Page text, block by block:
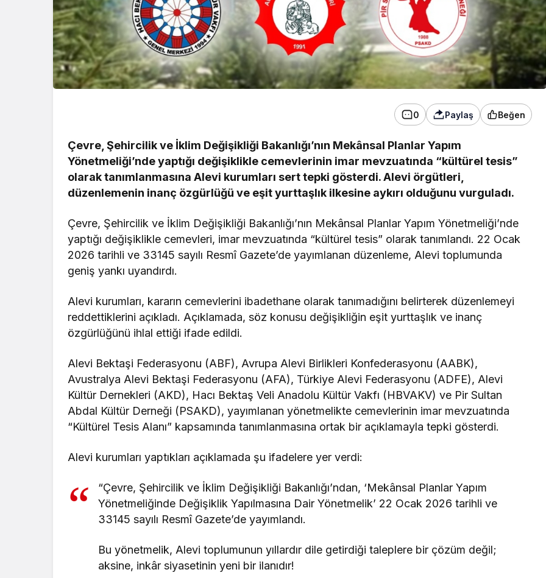
0 Paylaş Beğen
Çevre, Şehircilik ve İklim Değişikliği Bakanlığı’nın Mekânsal Planlar Yapım
Yönetmeliği’nde yaptığı değişiklikle cemevlerinin imar mevzuatında “kültürel tesis”
olarak tanımlanmasına Alevi kurumları sert tepki gösterdi. Alevi örgütleri,
düzenlemenin inanç özgürlüğü ve eşit yurttaşlık ilkesine aykırı olduğunu vurguladı.
Çevre, Şehircilik ve İklim Değişikliği Bakanlığı’nın Mekânsal Planlar Yapım Yönetmeliği’nde
yaptığı değişiklikle cemevleri, imar mevzuatında “kültürel tesis” olarak tanımlandı. 22 Ocak
2026 tarihli ve 33145 sayılı Resmî Gazete’de yayımlanan düzenleme, Alevi toplumunda
geniş yankı uyandırdı.
Alevi kurumları, kararın cemevlerini ibadethane olarak tanımadığını belirterek düzenlemeyi
reddettiklerini açıkladı. Açıklamada, söz konusu değişikliğin eşit yurttaşlık ve inanç
özgürlüğünü ihlal ettiği ifade edildi.
Alevi Bektaşi Federasyonu (ABF), Avrupa Alevi Birlikleri Konfederasyonu (AABK),
Avustralya Alevi Bektaşi Federasyonu (AFA), Türkiye Alevi Federasyonu (ADFE), Alevi
Kültür Dernekleri (AKD), Hacı Bektaş Veli Anadolu Kültür Vakfı (HBVAKV) ve Pir Sultan
Abdal Kültür Derneği (PSAKD), yayımlanan yönetmelikte cemevlerinin imar mevzuatında
“Kültürel Tesis Alanı” kapsamında tanımlanmasına ortak bir açıklamayla tepki gösterdi.
Alevi kurumları yaptıkları açıklamada şu ifadelere yer verdi:
“Çevre, Şehircilik ve İklim Değişikliği Bakanlığı’ndan, ‘Mekânsal Planlar Yapım
Yönetmeliğinde Değişiklik Yapılmasına Dair Yönetmelik’ 22 Ocak 2026 tarihli ve
33145 sayılı Resmî Gazete’de yayımlandı.
Bu yönetmelik, Alevi toplumunun yıllardır dile getirdiği taleplere bir çözüm değil;
aksine, inkâr siyasetinin yeni bir ilanıdır!